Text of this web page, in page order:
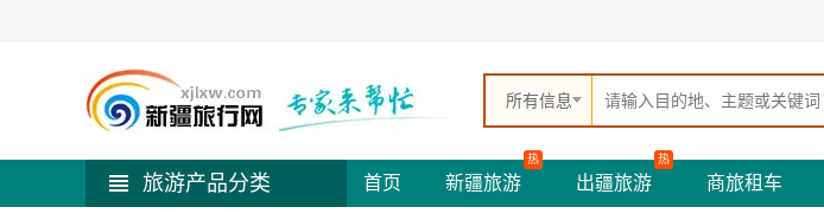
所有信息
旅游产品分类 首页 新疆旅游
热
出疆旅游
热
商旅租车